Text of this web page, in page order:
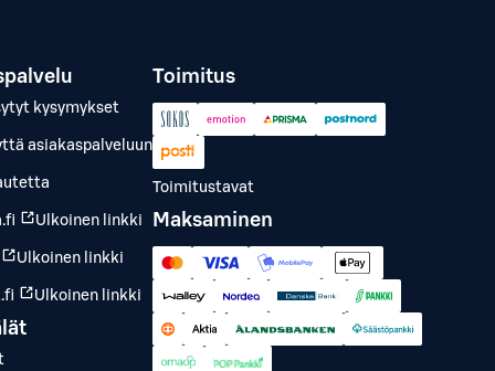
kysymykset
asiakaspalveluun
Ulkoinen linkki
Ulkoinen linkki
Ulkoinen linkki
Toimitus
Toimitustavat
Maksaminen